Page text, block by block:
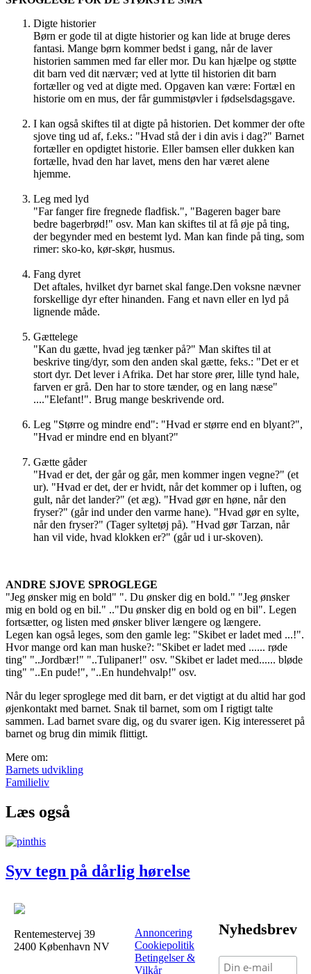
Digte historier
Børn er gode til at digte historier og kan lide at bruge deres
fantasi. Mange børn kommer bedst i gang, når de laver
historien sammen med far eller mor. Du kan hjælpe og støtte
dit barn ved dit nærvær; ved at lytte til historien dit barn
fortæller og ved at digte med. Opgaven kan være: Fortæl en
historie om en mus, der får gummistøvler i fødselsdagsgave.
I kan også skiftes til at digte på historien. Det kommer der ofte
sjove ting ud af, f.eks.: "Hvad stå der i din avis i dag?" Barnet
fortæller en opdigtet historie. Eller bamsen eller dukken kan
fortælle, hvad den har lavet, mens den har været alene
hjemme.
Leg med lyd
"Far fanger fire fregnede fladfisk.", "Bageren bager bare
bedre bagerbrød!" osv. Man kan skiftes til at få øje på ting,
der begynder med en bestemt lyd. Man kan finde på ting, som
rimer: sko-ko, kør-skør, husmus.
Fang dyret
Det aftales, hvilket dyr barnet skal fange.Den voksne nævner
forskellige dyr efter hinanden. Fang et navn eller en lyd på
lignende måde.
Gættelege
"Kan du gætte, hvad jeg tænker på?" Man skiftes til at
beskrive ting/dyr, som den anden skal gætte, feks.: "Det er et
stort dyr. Det lever i Afrika. Det har store ører, lille tynd hale,
farven er grå. Den har to store tænder, og en lang næse"
...."Elefant!". Brug mange beskrivende ord.
Leg "Større og mindre end": "Hvad er større end en blyant?",
"Hvad er mindre end en blyant?"
Gætte gåder
"Hvad er det, der går og går, men kommer ingen vegne?" (et
ur). "Hvad er det, der er hvidt, når det kommer op i luften, og
gult, når det lander?" (et æg). "Hvad gør en høne, når den
fryser?" (går ind under den varme hane). "Hvad gør en sylte,
når den fryser?" (Tager syltetøj på). "Hvad gør Tarzan, når
han vil vide, hvad klokken er?" (går ud i ur-skoven).
ANDRE SJOVE SPROGLEGE
"Jeg ønsker mig en bold" ". Du ønsker dig en bold." "Jeg ønsker
mig en bold og en bil." .."Du ønsker dig en bold og en bil". Legen
fortsætter, og listen med ønsker bliver længere og længere.
Legen kan også leges, som den gamle leg: "Skibet er ladet med ...!".
Hvor mange ord kan man huske?: "Skibet er ladet med ...... røde
ting" "..Jordbær!" "..Tulipaner!" osv. "Skibet er ladet med...... bløde
ting" "..En pude!", "..En hundehvalp!" osv.
Når du leger sproglege med dit barn, er det vigtigt at du altid har god
øjenkontakt med barnet. Snak til barnet, som om I rigtigt talte
sammen. Lad barnet svare dig, og du svarer igen. Kig interesseret på
barnet og brug din mimik flittigt.
Mere om:
Barnets udvikling
Familieliv
Læs også
Syv tegn på dårlig hørelse
Rentemestervej 39
2400 København NV
Annoncering
Cookiepolitik
Betingelser &
Vilkår
Nyhedsbrev